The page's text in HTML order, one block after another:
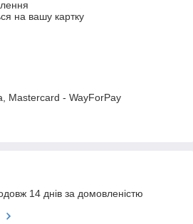
на вашу картку
Mastercard - WayForPay
14 днів за домовленістю